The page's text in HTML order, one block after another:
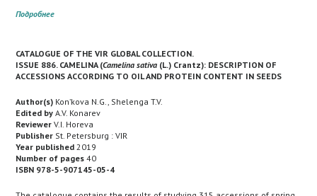
Подробнее
CATALOGUE OF THE VIR GLOBAL COLLECTION.
ISSUE 886. CAMELINA (Camelina sativa (L.) Crantz): DESCRIPTION OF
ACCESSIONS ACCORDING TO OIL AND PROTEIN CONTENT IN SEEDS
Author(s) Konʼkova N.G., Shelenga T.V.
Edited by A.V. Konarev
Reviewer V.I. Horeva
Publisher St. Petersburg : VIR
Year published 2019
Number of pages 40
ISBN 978-5-907145-05-4